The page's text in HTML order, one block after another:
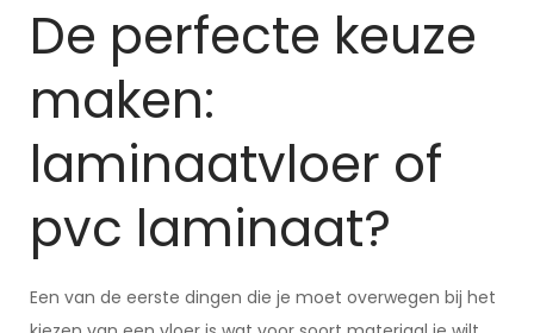
De perfecte keuze
maken:
laminaatvloer of
pvc laminaat?
Een van de eerste dingen die je moet overwegen bij het